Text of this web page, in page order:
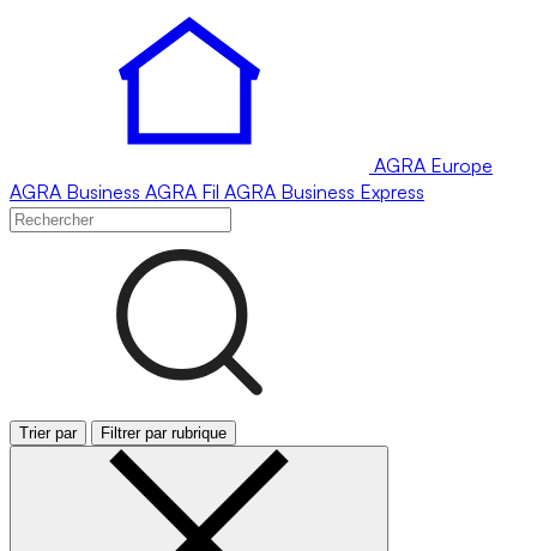
AGRA Europe
AGRA Business AGRA Fil AGRA Business Express
Trier par Filtrer par rubrique